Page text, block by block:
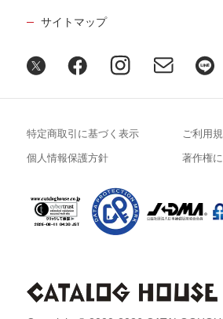
サイトマップ
特定商取引に基づく表示 ご利用
個人情報保護方針 著作権